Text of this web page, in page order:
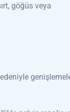
göğüs veya